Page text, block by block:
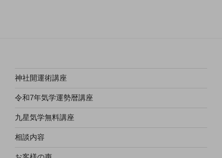
神社開運術講座
令和7年気学運勢暦講座
九星気学無料講座
相談内容